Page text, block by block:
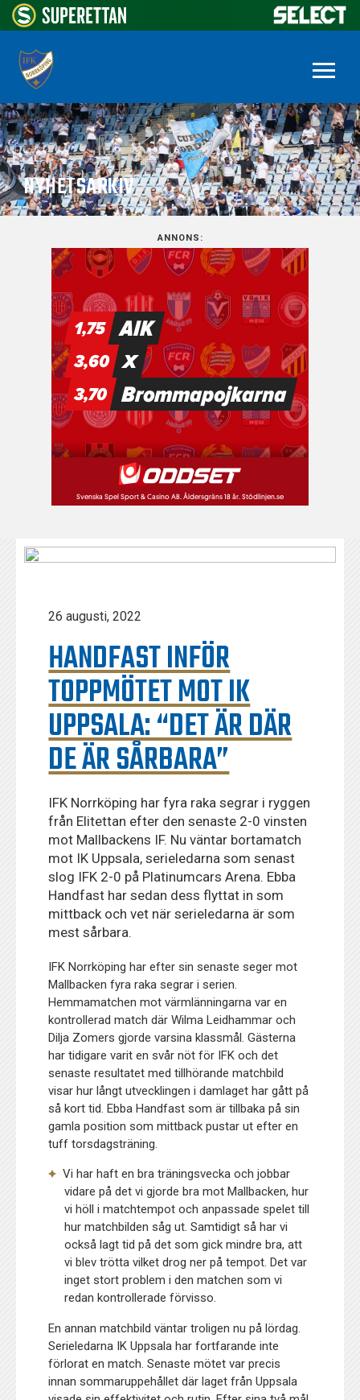
NYHETSARKIV
ANNONS:
26 augusti, 2022
HANDFAST INFÖR
TOPPMÖTET MOT IK
UPPSALA: “DET ÄR DÄR
DE ÄR SÅRBARA”
IFK Norrköping har fyra raka segrar i ryggen
från Elitettan efter den senaste 2-0 vinsten
mot Mallbackens IF. Nu väntar bortamatch
mot IK Uppsala, serieledarna som senast
slog IFK 2-0 på Platinumcars Arena. Ebba
Handfast har sedan dess flyttat in som
mittback och vet när serieledarna är som
mest sårbara.
IFK Norrköping har efter sin senaste seger mot
Mallbacken fyra raka segrar i serien.
Hemmamatchen mot värmlänningarna var en
kontrollerad match där Wilma Leidhammar och
Dilja Zomers gjorde varsina klassmål. Gästerna
har tidigare varit en svår nöt för IFK och det
senaste resultatet med tillhörande matchbild
visar hur långt utvecklingen i damlaget har gått på
så kort tid. Ebba Handfast som är tillbaka på sin
gamla position som mittback pustar ut efter en
tuff torsdagsträning.
Vi har haft en bra träningsvecka och jobbar
vidare på det vi gjorde bra mot Mallbacken, hur
vi höll i matchtempot och anpassade spelet till
hur matchbilden såg ut. Samtidigt så har vi
också lagt tid på det som gick mindre bra, att
vi blev trötta vilket drog ner på tempot. Det var
inget stort problem i den matchen som vi
redan kontrollerade förvisso.
En annan matchbild väntar troligen nu på lördag.
Serieledarna IK Uppsala har fortfarande inte
förlorat en match. Senaste mötet var precis
innan sommaruppehållet där laget från Uppsala